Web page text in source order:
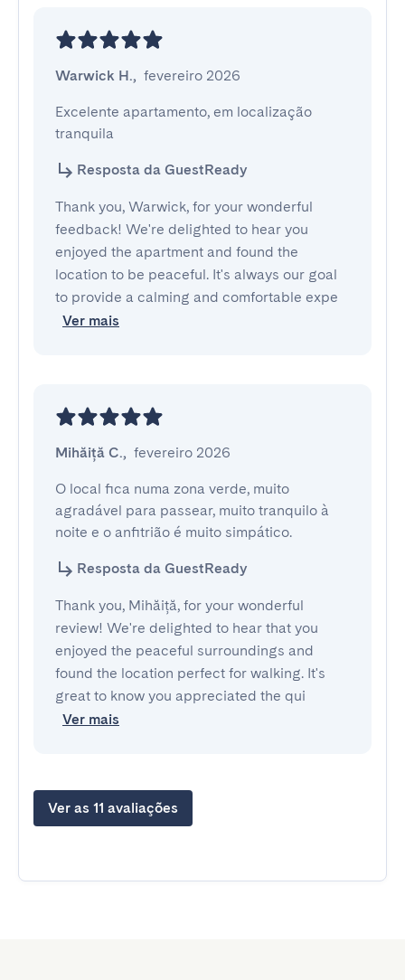
Warwick H., fevereiro 2026
Excelente apartamento, em localização
tranquila
Resposta da GuestReady
Thank you, Warwick, for your wonderful
feedback! We're delighted to hear you
enjoyed the apartment and found the
location to be peaceful. It's always our goal
to provide a calming and comfortable expe
Ver mais
Mihăiță C., fevereiro 2026
O local fica numa zona verde, muito
agradável para passear, muito tranquilo à
noite e o anfitrião é muito simpático.
Resposta da GuestReady
Thank you, Mihăiță, for your wonderful
review! We're delighted to hear that you
enjoyed the peaceful surroundings and
found the location perfect for walking. It's
great to know you appreciated the qui
Ver mais
Ver as 11 avaliações